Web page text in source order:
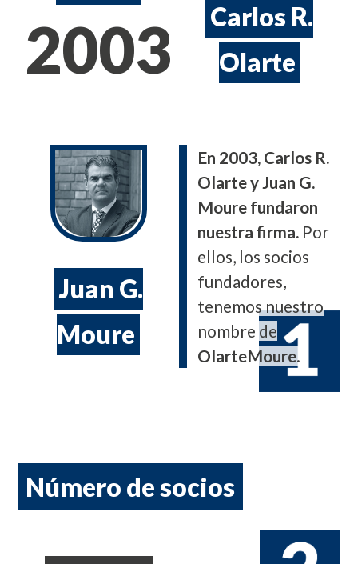
2003
Carlos R.
Olarte
Juan G.
Moure
En 2003, Carlos R.
Olarte y Juan G.
Moure fundaron
nuestra firma.Por
ellos, los socios
fundadores,
tenemos nuestro
nombre de
OlarteMoure.
Número de socios